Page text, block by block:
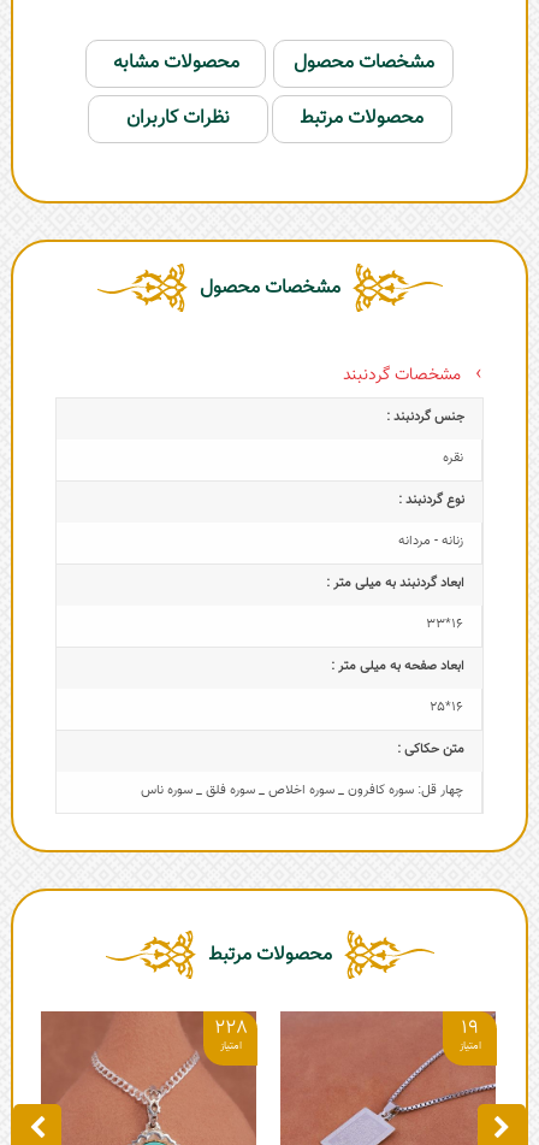
مشخصات محصول
محصولات مشابه
محصولات مرتبط
نظرات کاربران
مشخصات محصول
مشخصات گردنبند
جنس گردنبند :
نقره
نوع گردنبند :
زنانه - مردانه
ابعاد گردنبند به میلی متر :
16*33
ابعاد صفحه به میلی متر :
16*25
متن حکاکی :
چهار قل: سوره کافرون _ سوره اخلاص _ سوره فلق _ سوره ناس
محصولات مرتبط
19
228